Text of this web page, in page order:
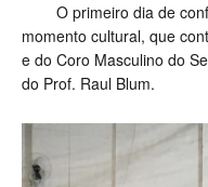
O primeiro dia de
momento cultural, que
e do Coro Masculino do
do Prof. Raul Blum.